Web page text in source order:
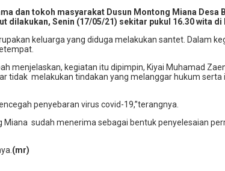
dan tokoh masyarakat Dusun Montong Miana
Senin (17/05/21) sekitar pukul 16.30 wita
keluarga yang diduga melakukan santet. Dalam
menjelaskan, kegiatan itu dipimpin, Kiyai Muhamad
tidak melakukan tindakan yang melanggar hukum
penyebaran virus covid-19,”terangnya.
sudah menerima sebagai bentuk penyelesaian
(mr)